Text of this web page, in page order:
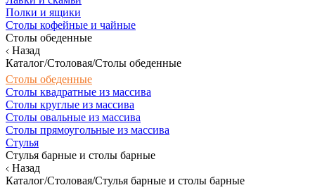
Полки и ящики
Столы кофейные и чайные
Столы обеденные
Назад
Каталог/Столовая/Столы обеденные
Столы обеденные
Столы квадратные из массива
Столы круглые из массива
Столы овальные из массива
Столы прямоугольные из массива
Стулья
Стулья барные и столы барные
Назад
Каталог/Столовая/Стулья барные и столы барные